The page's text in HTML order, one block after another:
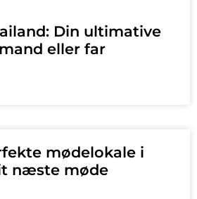
Din ultimative
eller far
mødelokale i
næste møde